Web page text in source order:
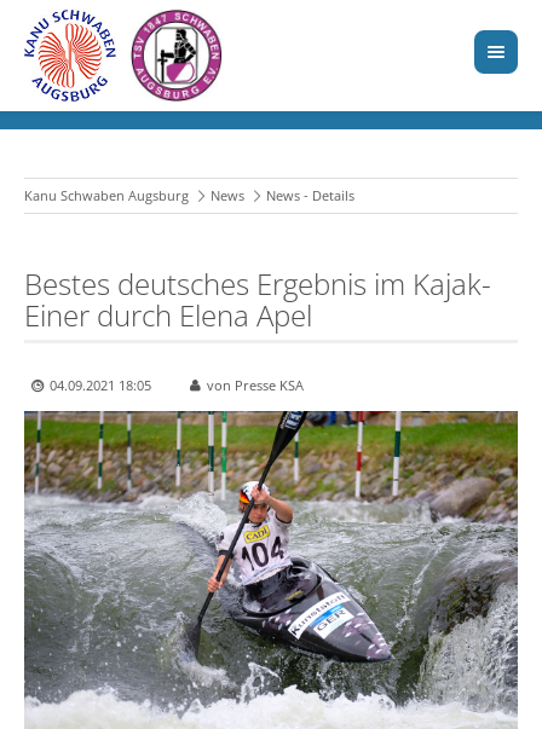
Kanu Schwaben Augsburg News News - Details
Bestes deutsches Ergebnis im Kajak-
Einer durch Elena Apel
04.09.2021 18:05 von Presse KSA